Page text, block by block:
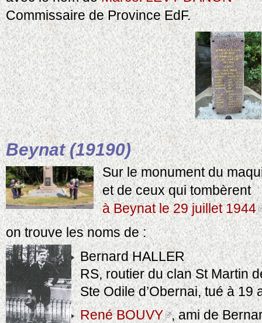
Commissaire de Province EdF.
Beynat (19190)
Sur le monument du
et de ceux qui tombèrent
à Beynat le 29 juillet 1944
on trouve les noms de :
Bernard HALLER
RS, routier du clan St Martin
Ste Odile d’Obernai, tué à 19
René BOUVY , ami de